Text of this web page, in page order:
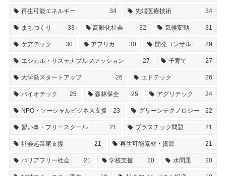
再生可能エネルギー 34 先端医療技術 34
まちづくり 33 高齢化社会 32 気候変動 31
ケアテック 30 アフリカ 30 開発コンサル 29
エシカル・サステナブルファッション 27 子育て 27
大学発スタートアップ 26 エドテック 26
バイオテック 26 森林保全 25 アグリテック 24
NPO・ソーシャルビジネス支援 23 グリーンテクノロジー 22
習い事・フリースクール 21 プラスチック問題 21
社会起業家支援 21 再生可能素材・資源 21
バリアフリー社会 21 学校支援 20 水問題 20